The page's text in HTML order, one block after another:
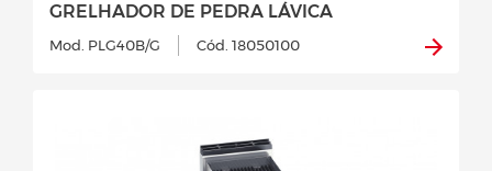
GRELHADOR DE PEDRA LÁVICA
Mod. PLG40B/G Cód. 18050100